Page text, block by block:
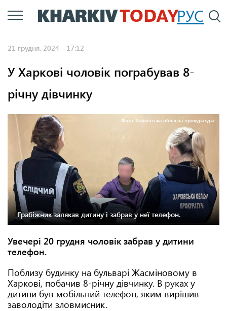
Перейти
до
РУС
21 грудня, 2024 - 17:12
У Харкові чоловік пограбував 8-
річну дівчинку
Фото: Харківська обласна прокуратура
Грабіжник залякав дитину і забрав у неї телефон.
Увечері 20 грудня чоловік забрав у дитини
телефон.
Поблизу будинку на бульварі Жасміновому в
Харкові, побачив 8-річну дівчинку. В руках у
дитини був мобільний телефон, яким вирішив
заволодіти зловмисник.